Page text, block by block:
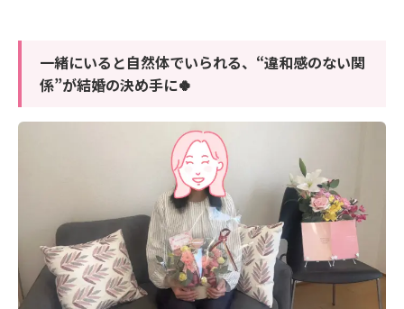
一緒にいると自然体でいられる、“違和感のない関
係”が結婚の決め手に🍀